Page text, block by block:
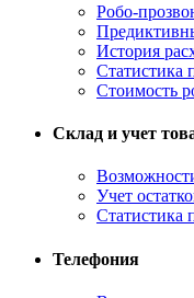
Робо-
История
Статистика
Стоимость
Склад и учет
Учет
Статистика
Телефония